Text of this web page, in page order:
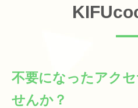
不要になったアク
せんか？